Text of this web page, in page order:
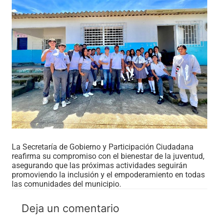
La Secretaría de Gobierno y Participación Ciudadana
reafirma su compromiso con el bienestar de la juventud,
asegurando que las próximas actividades seguirán
promoviendo la inclusión y el empoderamiento en todas
las comunidades del municipio.
Deja un comentario